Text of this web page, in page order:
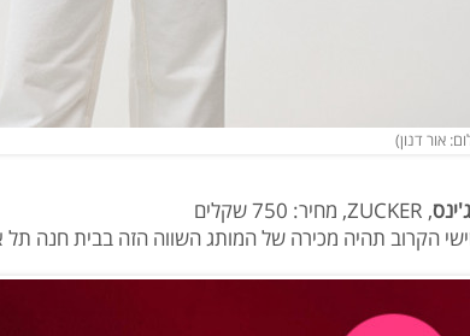
אור דנון)
, ZUCKER, מחיר: 750 שקלים
הקרוב תהיה מכירה של המותג השווה הזה בבית חנה תל